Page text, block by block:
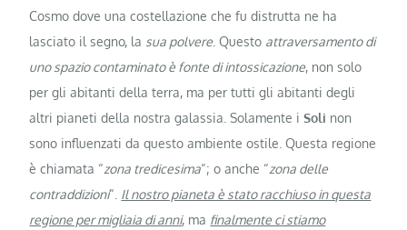
Cosmo dove una costellazione che fu distrutta ne ha
lasciato il segno, la sua polvere . Questo attraversamento di
uno spazio contaminato è fonte di intossicazione, non solo
per gli abitanti della terra, ma per tutti gli abitanti degli
altri pianeti della nostra galassia. Solamente iSoli non
sono influenzati da questo ambiente ostile. Questa regione
è chiamata “zona tredicesima“; o anche “zona delle
contraddizioni“. Il nostro pianeta è stato racchiuso in questa
regione per migliaia di anni, ma finalmente ci stiamo